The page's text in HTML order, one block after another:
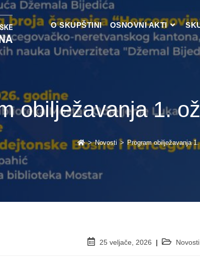
O SKUPŠTINI OSNOVNI AKTI
obilježavanja 1.
> Novosti > Program obilježavanja
25 veljače, 2026 Novosti